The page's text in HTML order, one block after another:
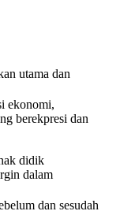
utama dan
ekonomi,
berekpresi dan
didik
dalam
dan sesudah